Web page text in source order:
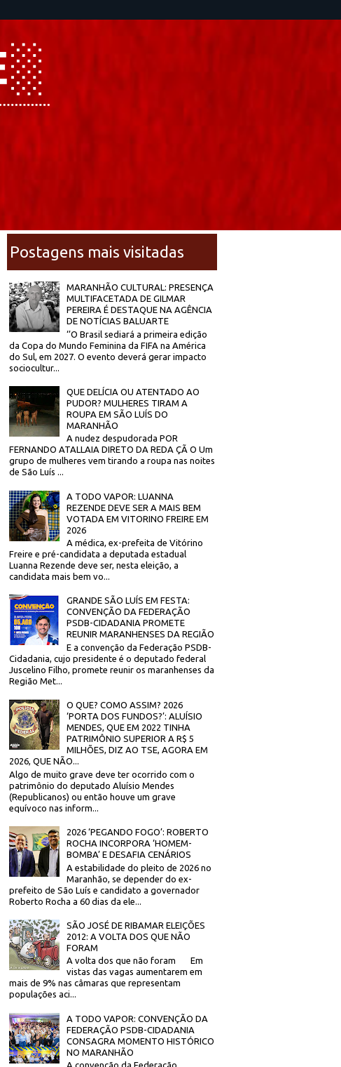
Postagens mais visitadas
MARANHÃO CULTURAL: PRESENÇA
MULTIFACETADA DE GILMAR
PEREIRA É DESTAQUE NA AGÊNCIA
DE NOTÍCIAS BALUARTE
‘’O Brasil sediará a primeira edição
da Copa do Mundo Feminina da FIFA na América
do Sul, em 2027. O evento deverá gerar impacto
sociocultur...
QUE DELÍCIA OU ATENTADO AO
PUDOR? MULHERES TIRAM A
ROUPA EM SÃO LUÍS DO
MARANHÃO
A nudez despudorada POR
FERNANDO ATALLAIA DIRETO DA REDA ÇÃ O Um
grupo de mulheres vem tirando a roupa nas noites
de São Luís ...
A TODO VAPOR: LUANNA
REZENDE DEVE SER A MAIS BEM
VOTADA EM VITORINO FREIRE EM
2026
A médica, ex-prefeita de Vitórino
Freire e pré-candidata a deputada estadual
Luanna Rezende deve ser, nesta eleição, a
candidata mais bem vo...
GRANDE SÃO LUÍS EM FESTA:
CONVENÇÃO DA FEDERAÇÃO
PSDB-CIDADANIA PROMETE
REUNIR MARANHENSES DA REGIÃO
E a convenção da Federação PSDB-
Cidadania, cujo presidente é o deputado federal
Juscelino Filho, promete reunir os maranhenses da
Região Met...
O QUE? COMO ASSIM? 2026
‘PORTA DOS FUNDOS?’: ALUÍSIO
MENDES, QUE EM 2022 TINHA
PATRIMÔNIO SUPERIOR A R$ 5
MILHÕES, DIZ AO TSE, AGORA EM
2026, QUE NÃO...
Algo de muito grave deve ter ocorrido com o
patrimônio do deputado Aluísio Mendes
(Republicanos) ou então houve um grave
equívoco nas inform...
2026 ‘PEGANDO FOGO’: ROBERTO
ROCHA INCORPORA ‘HOMEM-
BOMBA’ E DESAFIA CENÁRIOS
A estabilidade do pleito de 2026 no
Maranhão, se depender do ex-
prefeito de São Luís e candidato a governador
Roberto Rocha a 60 dias da ele...
SÃO JOSÉ DE RIBAMAR ELEIÇÕES
2012: A VOLTA DOS QUE NÃO
FORAM
A volta dos que não foram Em
vistas das vagas aumentarem em
mais de 9% nas câmaras que representam
populações aci...
A TODO VAPOR: CONVENÇÃO DA
FEDERAÇÃO PSDB-CIDADANIA
CONSAGRA MOMENTO HISTÓRICO
NO MARANHÃO
A convenção da Federação